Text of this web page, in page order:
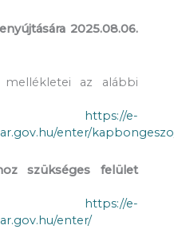
2025.08.06.
az alábbi
https://e-
enter/
szükséges felület
https://e-
enter/